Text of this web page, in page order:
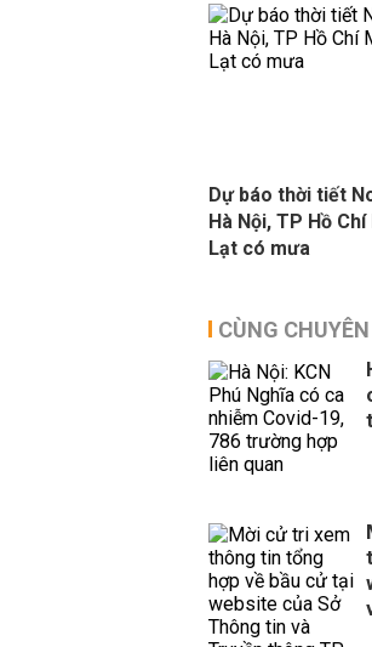
Dự báo thời tiết
Hà Nội, TP Hồ
Lạt có mưa
CÙNG